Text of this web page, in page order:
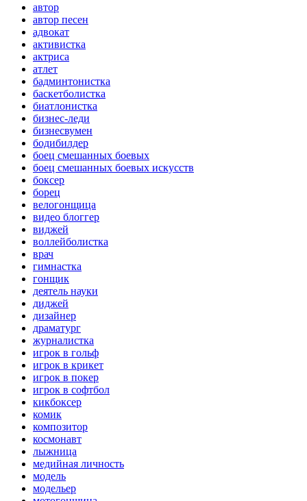
автор
автор песен
адвокат
активистка
актриса
атлет
бадминтонистка
баскетболистка
биатлонистка
бизнес-леди
бизнесвумен
бодибилдер
боец смешанных боевых
боец смешанных боевых искусств
боксер
борец
велогонщица
видео блоггер
виджей
воллейболистка
врач
гимнастка
гонщик
деятель науки
диджей
дизайнер
драматург
журналистка
игрок в гольф
игрок в крикет
игрок в покер
игрок в софтбол
кикбоксер
комик
композитор
космонавт
лыжница
медийная личность
модель
модельер